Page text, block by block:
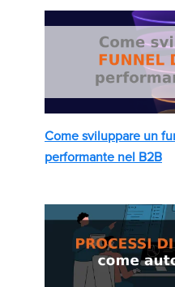
Come sviluppare un
performante nel B2B